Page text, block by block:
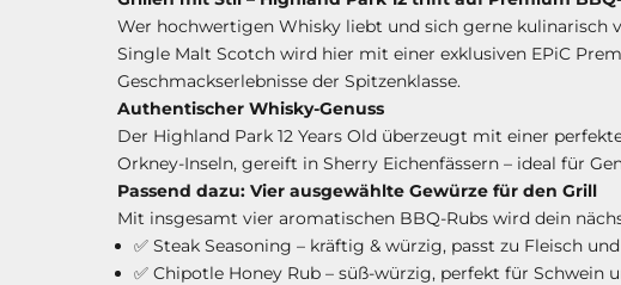
Wer hochwertigen Whisky liebt und sich gerne kulinarisch
Single Malt Scotch wird hier mit einer exklusiven EPiC
Geschmackserlebnisse der Spitzenklasse.
Authentischer Whisky-Genuss
Der Highland Park 12 Years Old überzeugt mit einer
Orkney-Inseln, gereift in Sherry Eichenfässern – ideal für
Passend dazu: Vier ausgewählte Gewürze für den Grill
Mit insgesamt vier aromatischen BBQ-Rubs wird dein
✅ Steak Seasoning – kräftig & würzig, passt zu Fleisch
✅ Chipotle Honey Rub – süß-würzig, perfekt für Schwein